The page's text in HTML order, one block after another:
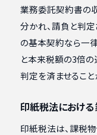
業務委託契約書の
分かれ、請負と判
の基本契約なら一
と本来税額の3倍
判定を済ませること
印紙税法におけ
印紙税法は、課税